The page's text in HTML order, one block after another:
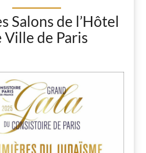
Salons de l’Hôtel
Ville de Paris